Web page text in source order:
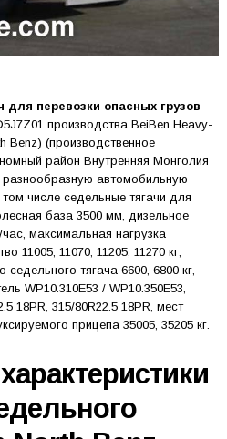
для перевозки опасных грузов
производства BeiBen Heavy-
Benz) (производственное
район Внутренняя Монголия
разнообразную автомобильную
том числе седельные тягачи для
база 3500 мм, дизельное
максимальная нагрузка
11005, 11070, 11205, 11270 кг,
тягача 6600, 6800 кг,
WP10.310E53 / WP10.350E53,
18PR, 315/80R22.5 18PR, мест
прицепа 35005, 35205 кг.